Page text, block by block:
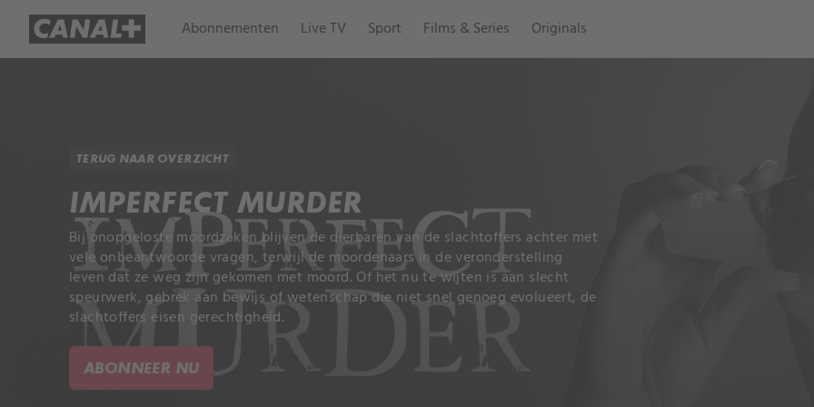
Abonnementen Live TV Sport Films & Series Originals
TERUG NAAR OVERZICHT
IMPERFECT MURDER
Bij onopgeloste moordzaken blijven de dierbaren van de slachtoffers achter met
vele onbeantwoorde vragen, terwijl de moordenaars in de veronderstelling
leven dat ze weg zijn gekomen met moord. Of het nu te wijten is aan slecht
speurwerk, gebrek aan bewijs of wetenschap die niet snel genoeg evolueert, de
slachtoffers eisen gerechtigheid.
ABONNEER NU